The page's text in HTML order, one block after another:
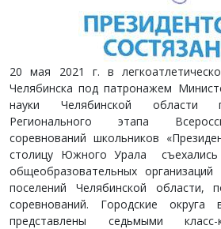
20 мая 2021 г. в
Челябинска под патронажем
науки Челябинской области
Регионального этапа
соревнований школьников
столицу Южного Урала съехались
общеобразовательных организаций
поселений Челябинской области,
соревнований. Городские
представлены седьмыми